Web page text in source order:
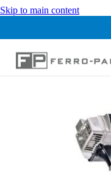
Skip to main content